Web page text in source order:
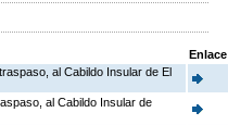
Enlace
al Cabildo Insular de El
al Cabildo Insular de